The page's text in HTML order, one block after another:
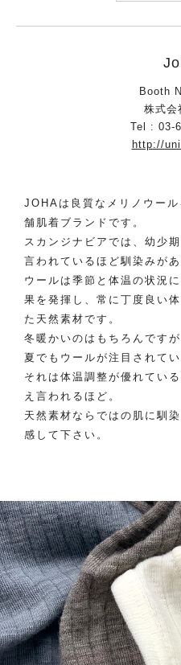
Booth
株式会
Tel : 03-
http://
JOHAは良質なメリノウー
舗肌着ブランドで
スカンジナビアでは、幼少
言われているほど馴染みが
ウールは季節と体温の状況
果を発揮し、常に丁度良い
た天然素材です。
冬暖かいのはもちろんです
夏でもウールが注目さ
それは体温調整が優れてい
え言われるほど
天然素材ならではの肌に馴
感して下さい。